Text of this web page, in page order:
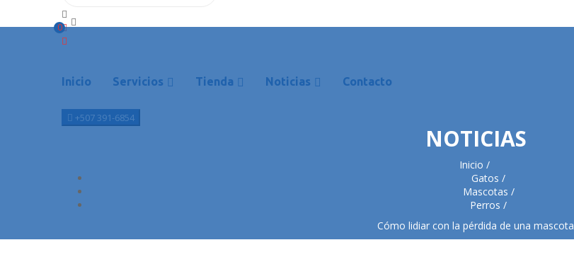
0
Inicio Servicios Tienda Noticias Contacto
+507 391-6854
NOTICIAS
Inicio
Gatos
Mascotas
Perros
Cómo lidiar con la pérdida de una mascota